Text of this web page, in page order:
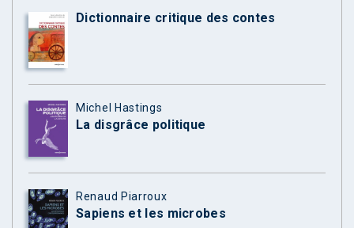
Dictionnaire critique des contes
Michel Hastings
La disgrâce politique
Renaud Piarroux
Sapiens et les microbes